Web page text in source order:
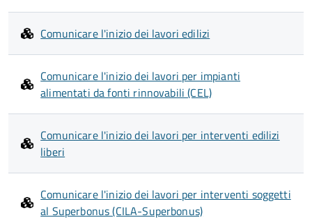
Comunicare l'inizio dei lavori edilizi
Comunicare l'inizio dei lavori per impianti
alimentati da fonti rinnovabili (CEL)
Comunicare l'inizio dei lavori per interventi edilizi
liberi
Comunicare l'inizio dei lavori per interventi soggetti
al Superbonus (CILA-Superbonus)